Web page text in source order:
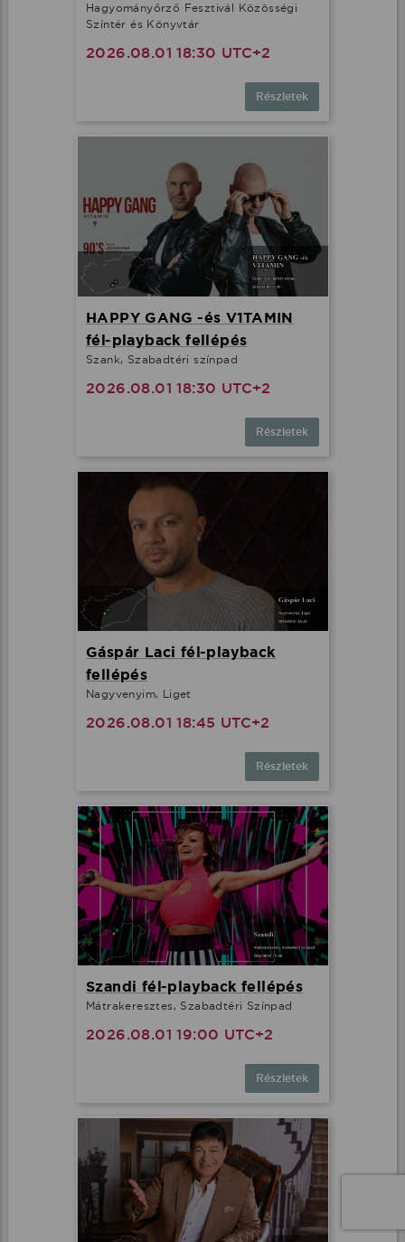
Hagyományőrző Fesztivál Közösségi
Színtér és Könyvtár
2026.08.01 18:30 UTC+2
Részletek
HAPPY GANG -és V1TAMIN
fél-playback fellépés
Szank, Szabadtéri színpad
2026.08.01 18:30 UTC+2
Részletek
Gáspár Laci fél-playback
fellépés
Nagyvenyim, Liget
2026.08.01 18:45 UTC+2
Részletek
Szandi fél-playback fellépés
Mátrakeresztes, Szabadtéri Színpad
2026.08.01 19:00 UTC+2
Részletek